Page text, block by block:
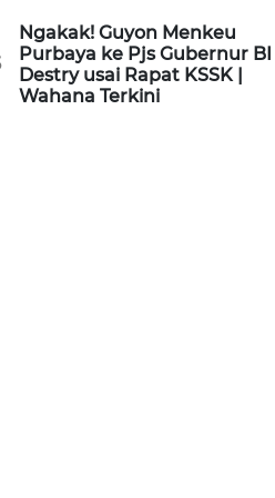
Ngakak! Guyon Menkeu
Purbaya ke Pjs Gubernur BI
Destry usai Rapat KSSK |
Wahana Terkini